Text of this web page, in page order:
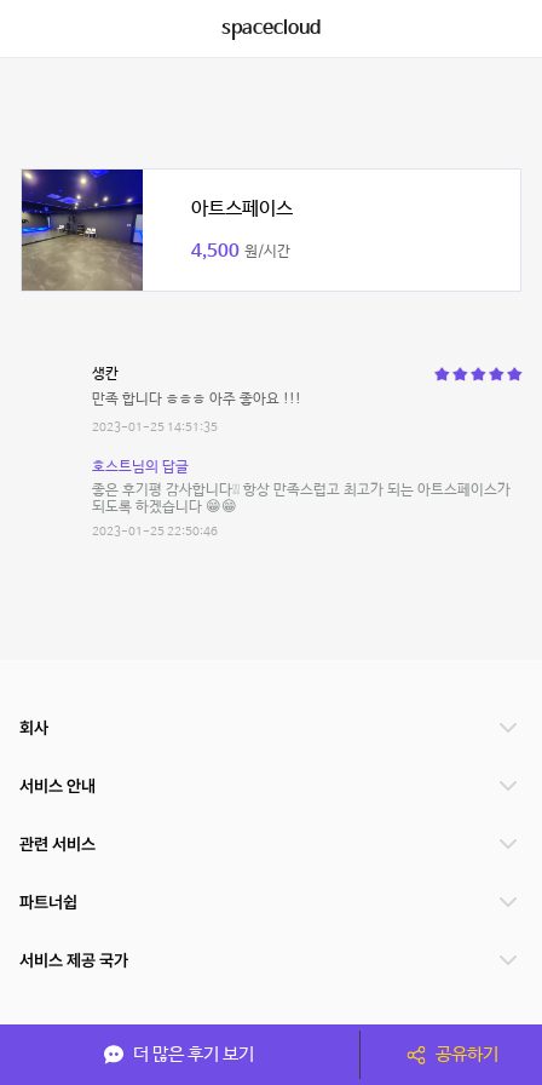
spacecloud
아트스페이스
4,500 원/시간
생칸
만족 합니다 ㅎㅎㅎ 아주 좋아요 !!!
2023-01-25 14:51:35
호스트님의 답글
좋은 후기평 감사합니다❕️❕️ 항상 만족스럽고 최고가 되는 아트스페이스가
되도록 하겠습니다 😁😁
2023-01-25 22:50:46
더 많은 후기 보기 공유하기
회사
서비스 안내
관련 서비스
파트너쉽
서비스 제공 국가
(주)NSPACE 사업자정보